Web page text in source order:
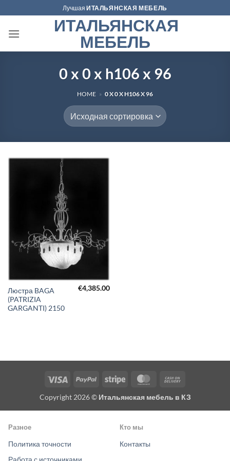
to
content
ЛучшаяИТАЛЬЯНСКАЯ МЕБЕЛЬ
ИТАЛЬЯНСКАЯ
МЕБЕЛЬ
0 x 0 x h106 x 96
HOME » 0 X 0 X H106 X 96
Люстра BAGA
(PATRIZIA
GARGANTI) 2150
€4,385.00
Visa PayPal Stripe MasterCard
Delivery
Copyright 2026 © Итальянская мебель в КЗ
Разное
Политика точности
Кто мы
Контакты